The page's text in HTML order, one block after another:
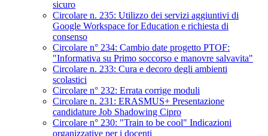
sicuro
Circolare n. 235: Utilizzo dei servizi aggiuntivi di
Google Workspace for Education e richiesta di
consenso
Circolare n° 234: Cambio date progetto PTOF:
"Informativa su Primo soccorso e manovre salvavita"
Circolare n. 233: Cura e decoro degli ambienti
scolastici
Circolare n° 232: Errata corrige moduli
Circolare n. 231: ERASMUS+ Presentazione
candidature Job Shadowing Cipro
Circolare n° 230: "Train to be cool" Indicazioni
organizzative per i docenti